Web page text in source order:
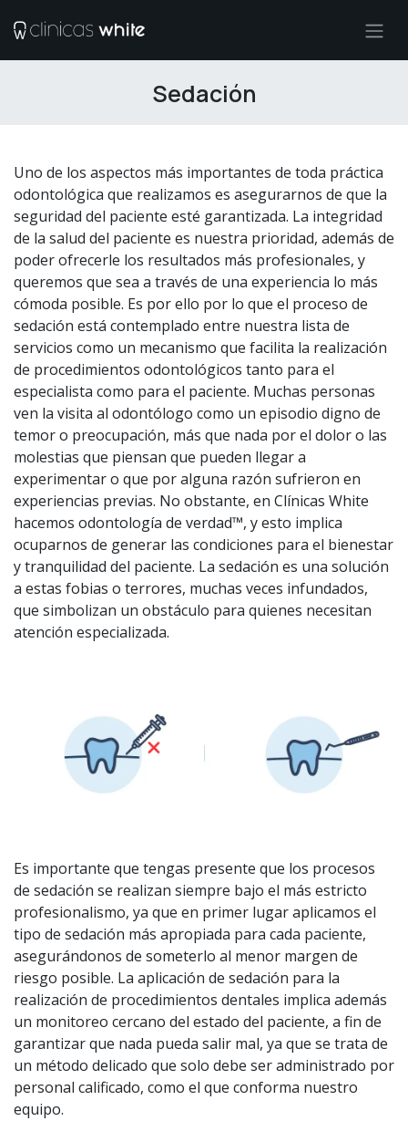
Sedación
Uno de los aspectos más importantes de toda práctica
odontológica que realizamos es asegurarnos de que la
seguridad del paciente esté garantizada. La integridad
de la salud del paciente es nuestra prioridad, además de
poder ofrecerle los resultados más profesionales, y
queremos que sea a través de una experiencia lo más
cómoda posible. Es por ello por lo que el proceso de
sedación está contemplado entre nuestra lista de
servicios como un mecanismo que facilita la realización
de procedimientos odontológicos tanto para el
especialista como para el paciente. Muchas personas
ven la visita al odontólogo como un episodio digno de
temor o preocupación, más que nada por el dolor o las
molestias que piensan que pueden llegar a
experimentar o que por alguna razón sufrieron en
experiencias previas. No obstante, en Clínicas White
hacemos odontología de verdad™, y esto implica
ocuparnos de generar las condiciones para el bienestar
y tranquilidad del paciente. La sedación es una solución
a estas fobias o terrores, muchas veces infundados,
que simbolizan un obstáculo para quienes necesitan
atención especializada.
Es importante que tengas presente que los procesos
de sedación se realizan siempre bajo el más estricto
profesionalismo, ya que en primer lugar aplicamos el
tipo de sedación más apropiada para cada paciente,
asegurándonos de someterlo al menor margen de
riesgo posible. La aplicación de sedación para la
realización de procedimientos dentales implica además
un monitoreo cercano del estado del paciente, a fin de
garantizar que nada pueda salir mal, ya que se trata de
un método delicado que solo debe ser administrado por
personal calificado, como el que conforma nuestro
equipo.